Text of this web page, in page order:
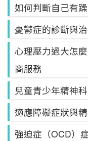
如何判斷自己有
憂鬱症的診斷與
心理壓力過大怎
商服務
兒童青少年精神
適應障礙症狀與
強迫症（OCD）